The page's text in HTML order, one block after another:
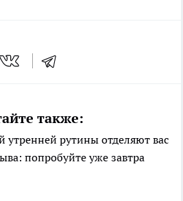
также:
утренней рутины отделяют вас
попробуйте уже завтра